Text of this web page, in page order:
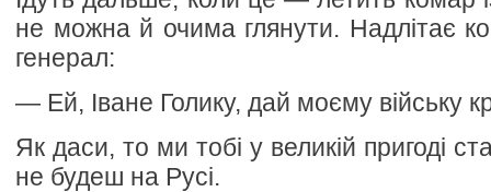
не можна й очима глянути. Надлітає
генерал:
— Ей, Іване Голику, дай моєму війську
Як даси, то ми тобі у великій пригоді
не будеш на Русі.